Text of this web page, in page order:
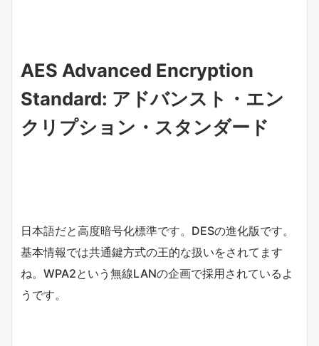
AES Advanced Encryption
Standard: アドバンスト・エン
クリプション・スタンダード
日本語だと高度暗号化標準です。DESの進化版です。
基本情報では共通鍵方式の王的な扱いをされてます
ね。WPA2という無線LANの企画で採用されているよ
うです。